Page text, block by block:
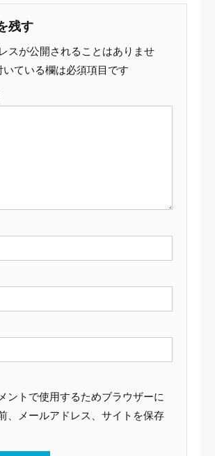
残す
スが公開されることはありませ
いている欄は必須項目です
ントで使用するためブラウザーに
、メールアドレス、サイトを保存